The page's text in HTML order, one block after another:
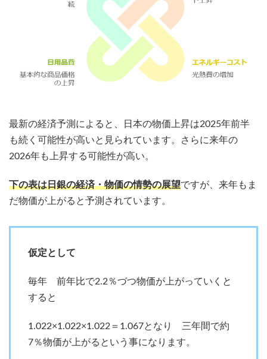
最新の経済予測によると、日本の物価上昇は2025年前半
も続く可能性が高いと見られています。さらに来年の
2026年も上昇する可能性が高い。
下の表は日銀の経済・物価の情勢の展望ですが、来年もま
だ物価が上がると予測されています。
仮定として
毎年 前年比で2.2％づつ物価が上がっていくと
すると
1.022×1.022×1.022＝1.067となり 三年間で約
7％物価が上がるという事になります。